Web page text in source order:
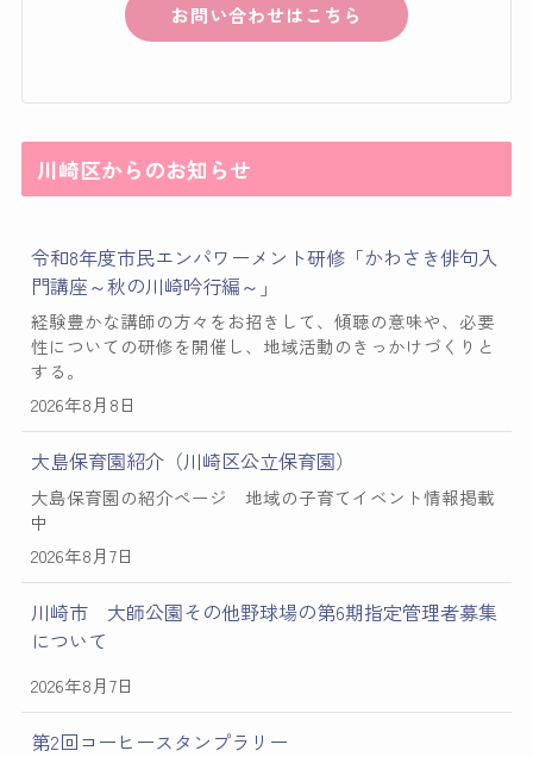
お問い合わせはこちら
川崎区からのお知らせ
令和8年度市民エンパワーメント研修「かわさき俳句入
門講座～秋の川崎吟行編～」
2026年8月8日
経験豊かな講師の方々をお招きして、傾聴の意味や、必要
性についての研修を開催し、地域活動のきっかけづくりと
する。
大島保育園紹介（川崎区公立保育園）
2026年8月7日
大島保育園の紹介ページ 地域の子育てイベント情報掲載
中
川崎市 大師公園その他野球場の第6期指定管理者募集
について
2026年8月7日
第2回コーヒースタンプラリー